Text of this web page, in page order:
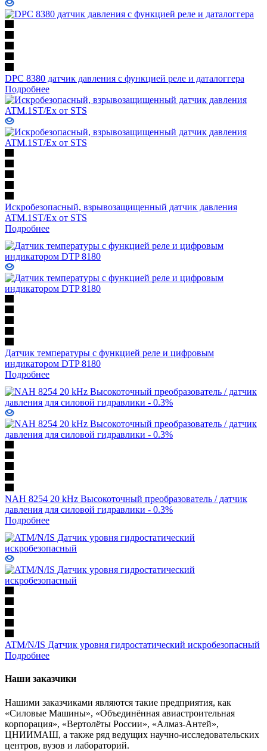
DPC 8380 датчик давления с функцией реле и даталоггера
Подробнее
Искробезопасный, взрывозащищенный датчик давления
ATM.1ST/Ex от STS
Подробнее
Датчик температуры с функцией реле и цифровым
индикатором DTP 8180
Подробнее
NAH 8254 20 kHz Высокоточный преобразователь / датчик
давления для силовой гидравлики - 0.3%
Подробнее
ATM/N/IS Датчик уровня гидростатический искробезопасный
Подробнее
Наши заказчики
Нашими заказчиками являются такие предприятия, как
«Силовые Машины», «Объединённая авиастроительная
корпорация», «Вертолёты России», «Алмаз-Антей»,
ЦНИИМАШ, а также ряд ведущих научно-исследовательских
центров, вузов и лабораторий.